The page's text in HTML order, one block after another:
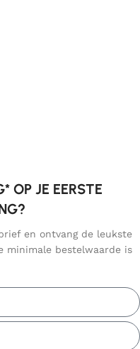
OP JE EERSTE
en ontvang de leukste
minimale bestelwaarde is